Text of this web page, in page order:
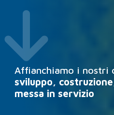
Affianchiamo i nostri
sviluppo,
messa in servizio